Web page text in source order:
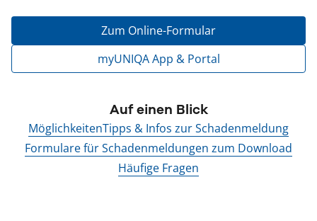
Zum Online-Formular
myUNIQA App & Portal
Auf einen Blick
MöglichkeitenTipps & Infos zur Schadenmeldung
Formulare für Schadenmeldungen zum Download
Häufige Fragen